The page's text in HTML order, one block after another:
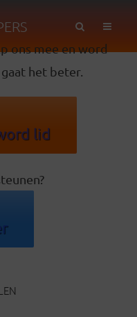
ons mee en word
het beter.
lid